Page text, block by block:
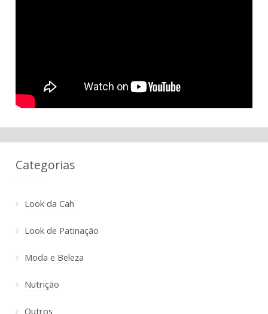
Categorias
Look da Cah
Look de Patinação
Moda e Beleza
Nutrição
Outros